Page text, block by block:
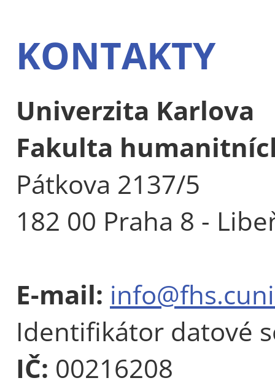
KONTAKTY
Univerzita Karlova
Fakulta
Pátkova 2137/5
182 00 Praha 8 -
E-mail:
Identifikátor datové
IČ: 00216208